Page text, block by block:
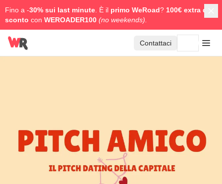
Fino a -30% sui last minute . È il primo WeRoad? 100€ extra di
sconto con WEROADER100 (no weekends).
Contattaci